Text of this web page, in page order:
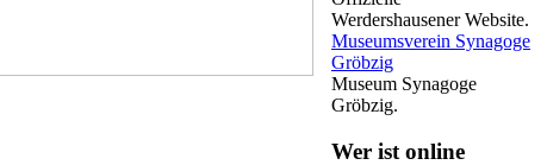
Werdershausener Website.
Museumsverein Synagoge
Gröbzig
Museum Synagoge
Gröbzig.
Wer ist online